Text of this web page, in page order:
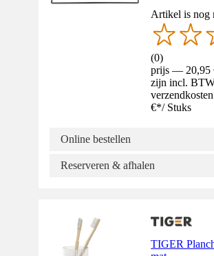
Artikel is nog
(0)
prijs — 20,95
zijn incl.
€*/ Stuks
Online bestellen
Reserveren & afhalen
TIGER